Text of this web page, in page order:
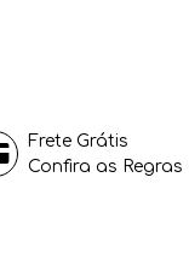
Frete Grátis
Confira as Regras